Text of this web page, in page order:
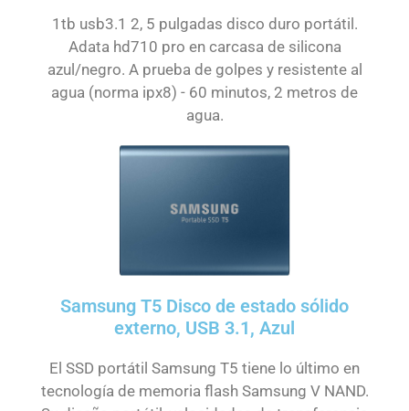
1tb usb3.1 2, 5 pulgadas disco duro portátil.
Adata hd710 pro en carcasa de silicona
azul/negro. A prueba de golpes y resistente al
agua (norma ipx8) - 60 minutos, 2 metros de
agua.
Samsung T5 Disco de estado sólido
externo, USB 3.1, Azul
El SSD portátil Samsung T5 tiene lo último en
tecnología de memoria flash Samsung V NAND.